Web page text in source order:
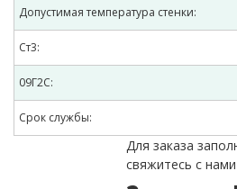
Допустимая температура стенки:
Ст3:
09Г2С:
Срок службы:
Для заказа
свяжитесь с